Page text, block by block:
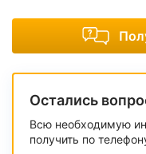
Остались
Всю необходимую
получить по